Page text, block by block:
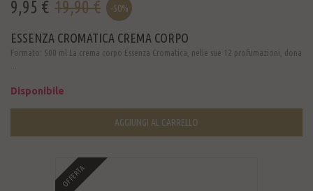
9,95 € 19,90 € -50%
ESSENZA CROMATICA CREMA CORPO
Formato: 500 ml La crema corpo Essenza Cromatica, nelle sue 12 profumazioni, dona
Disponibile
AGGIUNGI AL CARRELLO
OFFERTA